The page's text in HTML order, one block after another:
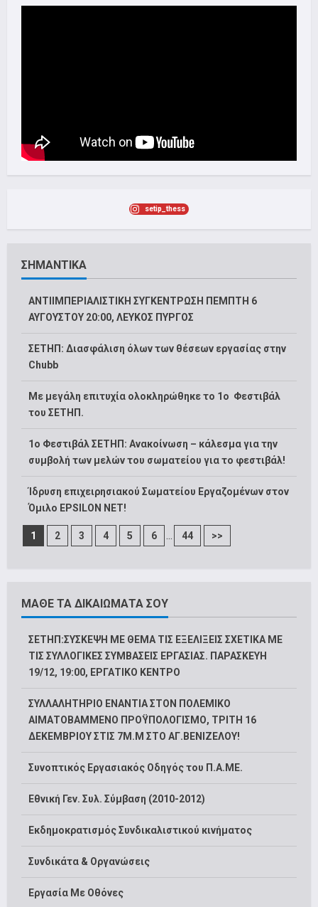
setip_thess
ΣΗΜΑΝΤΙΚΑ
ΑΝΤΙΙΜΠΕΡΙΑΛΙΣΤΙΚΗ ΣΥΓΚΕΝΤΡΩΣΗ ΠΕΜΠΤΗ 6
ΑΥΓΟΥΣΤΟΥ 20:00, ΛΕΥΚΟΣ ΠΥΡΓΟΣ
ΣΕΤΗΠ: Διασφάλιση όλων των θέσεων εργασίας στην
Chubb
Με μεγάλη επιτυχία ολοκληρώθηκε το 1ο Φεστιβάλ
του ΣΕΤΗΠ.
1o Φεστιβάλ ΣΕΤΗΠ: Ανακοίνωση – κάλεσμα για την
συμβολή των μελών του σωματείου για το φεστιβάλ!
Ίδρυση επιχειρησιακού Σωματείου Εργαζομένων στον
Όμιλο EPSILON NET!
1 2 3 4 5 6 ... 44 >>
ΜΑΘΕ ΤΑ ΔΙΚΑΙΩΜΑΤΑ ΣΟΥ
ΣΕΤΗΠ:ΣΥΣΚΕΨΗ ΜΕ ΘΕΜΑ ΤΙΣ ΕΞΕΛΙΞΕΙΣ ΣΧΕΤΙΚΑ ΜΕ
ΤΙΣ ΣΥΛΛΟΓΙΚΕΣ ΣΥΜΒΑΣΕΙΣ ΕΡΓΑΣΙΑΣ. ΠΑΡΑΣΚΕΥΗ
19/12, 19:00, ΕΡΓΑΤΙΚΟ ΚΕΝΤΡΟ
ΣΥΛΛΑΛΗΤΗΡΙΟ ΕΝΑΝΤΙΑ ΣΤΟΝ ΠΟΛΕΜΙΚΟ
ΑΙΜΑΤΟΒΑΜΜΕΝΟ ΠΡΟΫΠΟΛΟΓΙΣΜΟ, ΤΡΙΤΗ 16
ΔΕΚΕΜΒΡΙΟΥ ΣΤΙΣ 7Μ.Μ ΣΤΟ ΑΓ.ΒΕΝΙΖΕΛΟΥ!
Συνοπτικός Εργασιακός Οδηγός του Π.Α.ΜΕ.
Εθνική Γεν. Συλ. Σύμβαση (2010-2012)
Εκδημοκρατισμός Συνδικαλιστικού κινήματος
Συνδικάτα & Οργανώσεις
Εργασία Με Οθόνες